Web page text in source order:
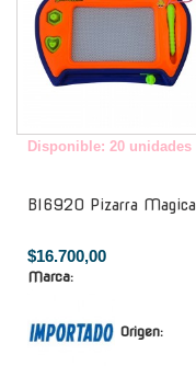
Disponible: 20 unidades
Bl6920 Pizarra Magica
$16.700,00
Marca:
Origen: